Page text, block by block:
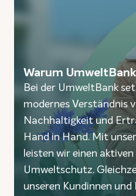
Warum
Bei der UmweltBank
modernes
Nachhaltigkeit und
Hand in Hand. Mit
leisten wir einen
Umweltschutz.
unseren Kundinnen und